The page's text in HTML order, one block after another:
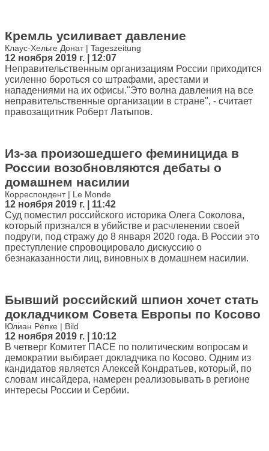
Кремль усиливает давление
Клаус-Хельге Донат | Tageszeitung
12 ноября 2019 г. | 12:07
Неправительственным организациям России приходится
усиленно бороться со штрафами, арестами и
нападениями на их офисы."Это волна давления на все
неправительственные организации в стране", - считает
правозащитник Роберт Латыпов.
Из-за произошедшего феминицида в
России возобновляются дебаты о
домашнем насилии
Корреспондент | Le Monde
12 ноября 2019 г. | 11:42
Суд поместил российского историка Олега Соколова,
который признался в убийстве и расчленении своей
подруги, под стражу до 8 января 2020 года. В России это
преступление спровоцировало дискуссию о
безнаказанности лиц, виновных в домашнем насилии.
Бывший российский шпион хочет стать
докладчиком Совета Европы по Косово
Юлиан Рёпке | Bild
12 ноября 2019 г. | 10:12
В четверг Комитет ПАСЕ по политическим вопросам и
демократии выбирает докладчика по Косово. Одним из
кандидатов является Алексей Кондратьев, который, по
словам инсайдера, намерен реализовывать в регионе
интересы России и Сербии.